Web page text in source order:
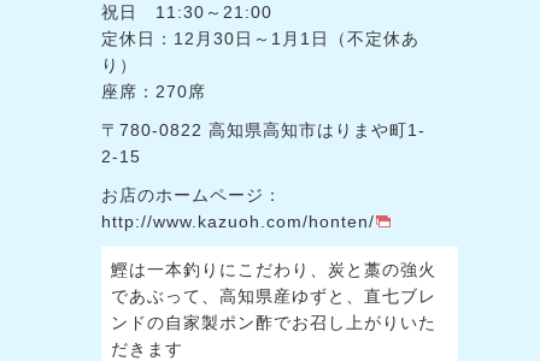
祝日 11:30～21:00
定休日：12月30日～1月1日（不定休あ
り）
座席：270席
〒780-0822 高知県高知市はりまや町1-
2-15
お店のホームページ：
http://www.kazuoh.com/honten/
鰹は一本釣りにこだわり、炭と藁の強火
であぶって、高知県産ゆずと、直七ブレ
ンドの自家製ポン酢でお召し上がりいた
だきます